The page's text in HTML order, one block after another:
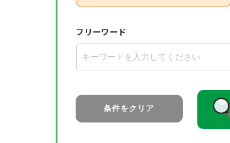
フリーワード
条件をクリア